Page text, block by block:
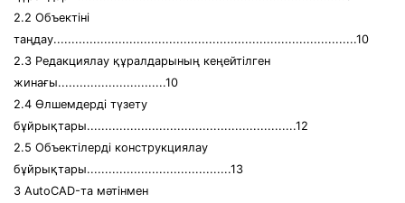
2.2 Объектіні
таңдау....................................................................................10
2.3 Редакциялау құралдарының кеңейтілген
жинағы..............................10
2.4 Өлшемдерді түзету
бұйрықтары..........................................................12
2.5 Объектілерді конструкциялау
бұйрықтары........................................13
3 AutoCAD-та мәтінмен